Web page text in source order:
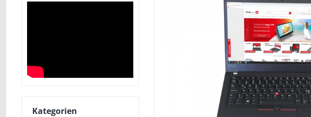
Kategorien